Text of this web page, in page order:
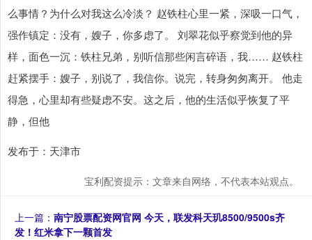
么事情？为什么对我这么冷淡？ 赵铁柱心里一紧，深吸一口气，
强作镇定：没有，嫂子，你多虑了。 刘翠花似乎察觉到他的异
样，面色一沉：铁柱兄弟，别听信那些闲言碎语，我…… 赵铁柱
赶紧摆手：嫂子，别说了，我信你。说完，转身匆匆离开。 他走
得急，心里却有些疑虑不安。这之后，他的生活似乎恢复了平
静，但他
发布于：天津市
宝利配资提示：文章来自网络，不代表本站观点。
上一篇： 南宁股票配资网官网 今天，联发科天玑8500/9500s齐
发！红米拿下一颗首发